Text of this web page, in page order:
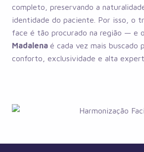
completo, preservando a
identidade do paciente. Por isso, o
face é tão procurado na região — e o
Madalena é cada vez mais buscado
conforto, exclusividade e alta